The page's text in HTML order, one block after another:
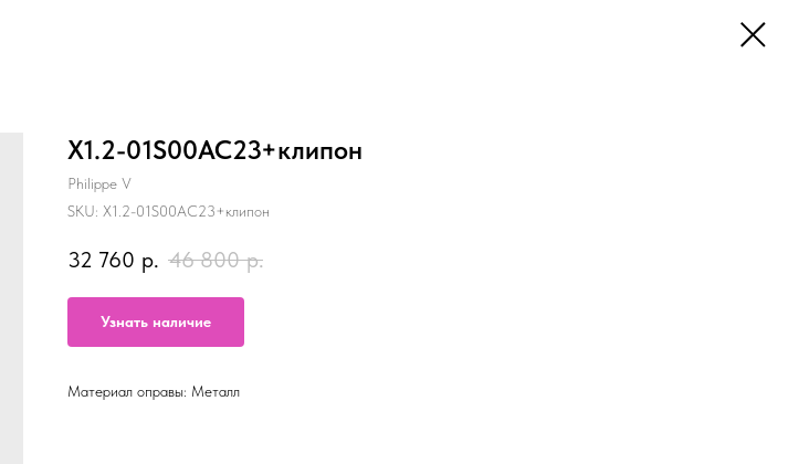
X1.2-01S00AC23+клипон
Philippe V
SKU: X1.2-01S00AC23+клипон
32 760 р. 46 800 р.
Узнать наличие
Материал оправы: Металл